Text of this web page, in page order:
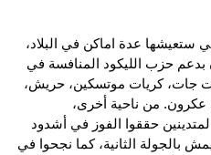
ستعيشها عدة اماكن في البلاد،
حزب الليكود المنافسة في
جات، كريات موتسكين، حريش،
عكرون. من ناحية أخرى،
حققوا الفوز في أشدود
بالجولة الثانية، كما نجحوا في